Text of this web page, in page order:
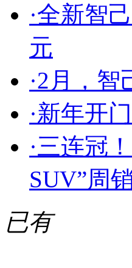
·全新智
元
·2月，智
·新年开
·三连冠
SUV”周
已有